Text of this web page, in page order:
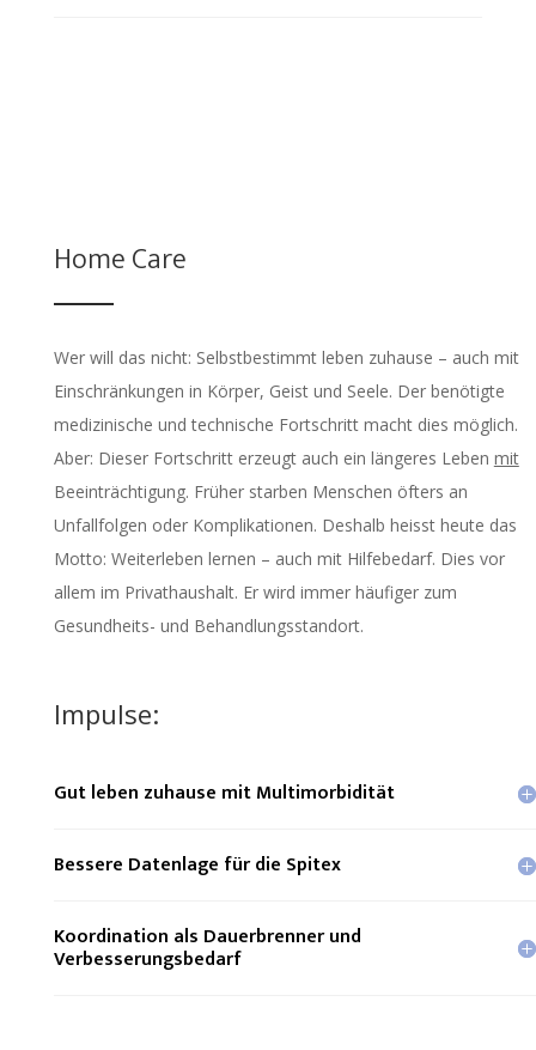
Home Care
Wer will das nicht: Selbstbestimmt leben zuhause – auch mit
Einschränkungen in Körper, Geist und Seele. Der benötigte
medizinische und technische Fortschritt macht dies möglich.
Aber: Dieser Fortschritt erzeugt auch ein längeres Leben mit
Beeinträchtigung. Früher starben Menschen öfters an
Unfallfolgen oder Komplikationen. Deshalb heisst heute das
Motto: Weiterleben lernen – auch mit Hilfebedarf. Dies vor
allem im Privathaushalt. Er wird immer häufiger zum
Gesundheits- und Behandlungsstandort.
Impulse:
Gut leben zuhause mit Multimorbidität
Bessere Datenlage für die Spitex
Koordination als Dauerbrenner und
Verbesserungsbedarf